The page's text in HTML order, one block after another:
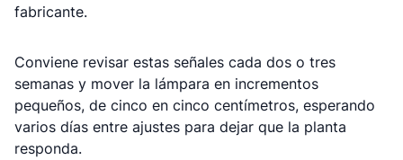
fabricante.
Conviene revisar estas señales cada dos o tres
semanas y mover la lámpara en incrementos
pequeños, de cinco en cinco centímetros, esperando
varios días entre ajustes para dejar que la planta
responda.